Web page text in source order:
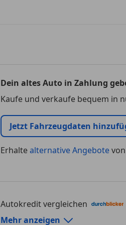
Dein altes Auto in Zahlung
Kaufe und verkaufe bequem in
Jetzt Fahrzeugdaten
Erhaltealternative Angebote
Autokredit vergleichen
Autokredit-Rechner von
Mehr anzeigen